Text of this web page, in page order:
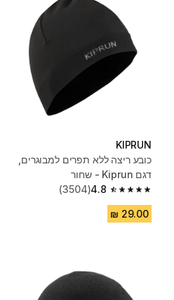
KIPRUN
כובע ריצה ללא תפרים למבוגרים,
דגם Kiprun - שחור
4.8
4.8 out of 5 stars from 3504 reviews
(3504)